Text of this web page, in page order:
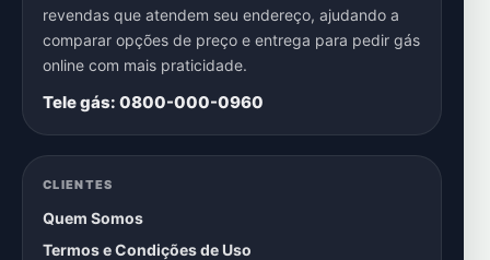
revendas que atendem seu endereço, ajudando a
comparar opções de preço e entrega para pedir gás
online com mais praticidade.
Tele gás: 0800-000-0960
CLIENTES
Quem Somos
Termos e Condições de Uso